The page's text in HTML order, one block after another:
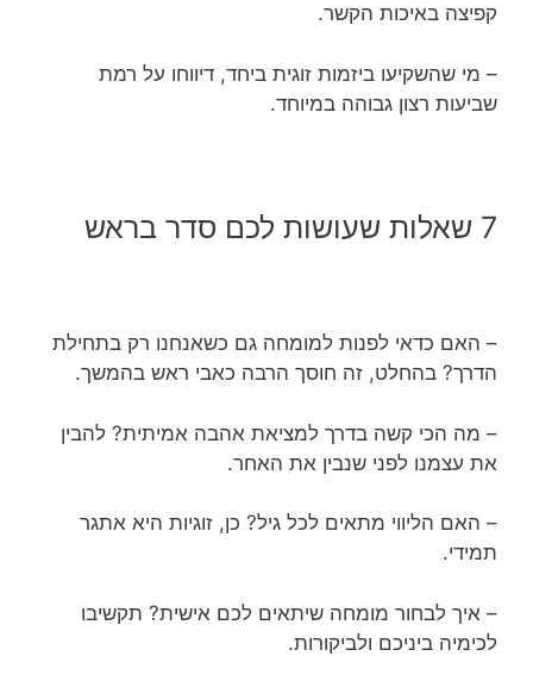
קפיצה באיכות הקשר.
– מי שהשקיעו ביזמות זוגית ביחד, דיווחו על רמת
שביעות רצון גבוהה במיוחד.
7 שאלות שעושות לכם סדר בראש
– האם כדאי לפנות למומחה גם כשאנחנו רק בתחילת
הדרך? בהחלט, זה חוסך הרבה כאבי ראש בהמשך.
– מה הכי קשה בדרך למציאת אהבה אמיתית? להבין
את עצמנו לפני שנבין את האחר.
– האם הליווי מתאים לכל גיל? כן, זוגיות היא אתגר
תמידי.
– איך לבחור מומחה שיתאים לכם אישית? תקשיבו
לכימיה ביניכם ולביקורות.